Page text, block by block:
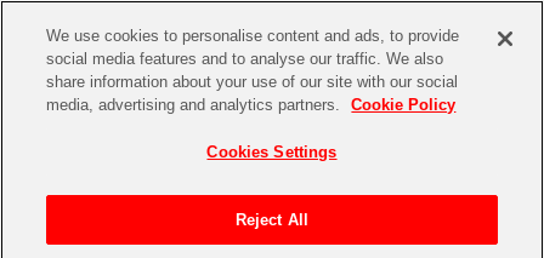
We use cookies to personalise content and ads, to provide
social media features and to analyse our traffic. We also
share information about your use of our site with our social
media, advertising and analytics partners.
Cookie Policy
Cookies Settings
Reject All